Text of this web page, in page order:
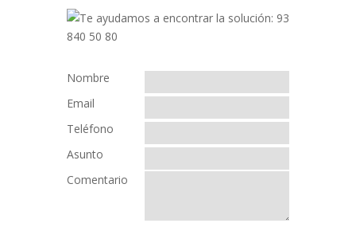
Nombre
Email
Teléfono
Asunto
Comentario